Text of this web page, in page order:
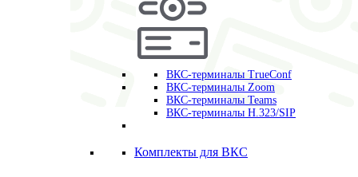
ВКС-терминалы TrueConf
ВКС-терминалы Zoom
ВКС-терминалы Teams
ВКС-терминалы H.323/SIP
Комплекты для ВКС